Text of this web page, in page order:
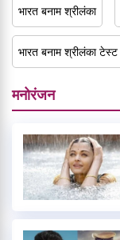
भारत बनाम श्रीलंका
भारत बनाम श्रीलंका टेस्ट
मनोरंजन